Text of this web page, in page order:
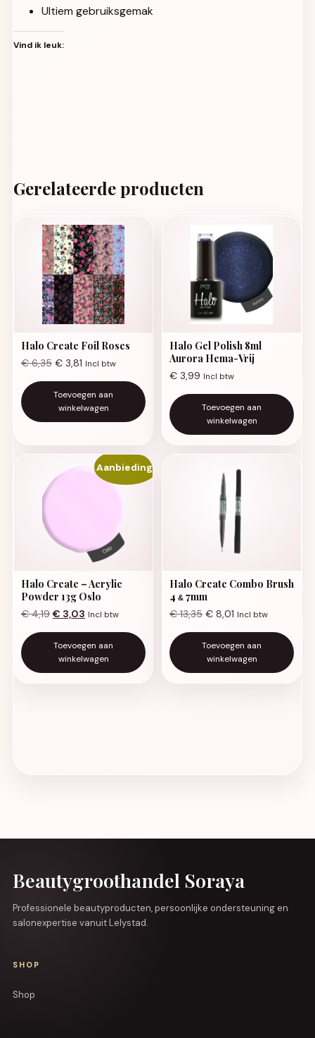
Ultiem gebruiksgemak
Vind ik leuk:
Gerelateerde producten
Halo Create Foil Roses
€6,35 € 3,81 Incl btw
Toevoegen aan
winkelwagen
Halo Gel Polish 8ml
Aurora Hema-Vrij
€ 3,99 Incl btw
Toevoegen aan
winkelwagen
Aanbieding!
Halo Create – Acrylic
Powder 13g Oslo
€4,19 Oorspronkelijke prijs was: € 4,19.
€ 3,03 Huidige prijs is: € 3,03.
Incl btw
Toevoegen aan
winkelwagen
Halo Create Combo Brush
4 & 7mm
€13,35 € 8,01 Incl btw
Toevoegen aan
winkelwagen
Beautygroothandel Soraya
Professionele beautyproducten, persoonlijke ondersteuning en
salonexpertise vanuit Lelystad.
SHOP
Shop